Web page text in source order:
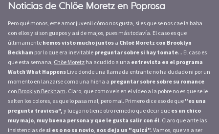
Noticias de Chlöe Moretz en Poprosa
Pero qué monos, este amor juvenil cómo nos gusta, si es que se nos cae la baba
con ellos y si son guapos y así de majos, pues más todavía. El caso es que
últimamente hemos visto mucho juntos a Chloë Moretz con Brooklyn
Beckham por lo que era inevitable preguntar sobre si hay tomate... El caso es
que esta semana, Chöe Moretz ha acudido a una entrevista en el programa
Watch What Happens Live donde una llamada entrante no ha dudado ni por un
momento en lanzarse como una hiena a preguntar sobre sobre su romance
con Brooklyn Beckham. Claro, que como veis en el vídeo a la pobre no es que se le
salten los colores, es que lo pasa mal, pero mal. Primero dice eso de que "es una
pregunta traviesa", y luego no tiene otro remedio que decir que es un chico
muy majo, muy buena persona y que le gusta salir con él. Claro que ante las
insistencias de si es o no su novio nos deja un "quizá". Vamos, que va a ser